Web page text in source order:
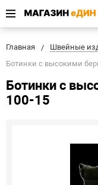
Главная Швейные
Ботинки с высокими
Ботинки с
100-15